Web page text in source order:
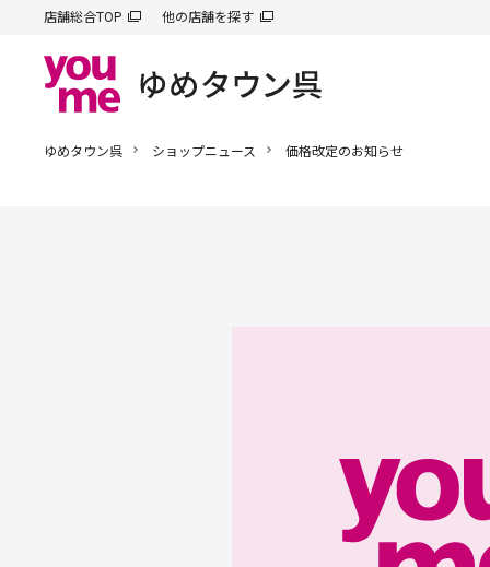
店舗総合TOP 他の店舗を探す
ゆめタウン呉 ショップニュース 価格改定のお知らせ